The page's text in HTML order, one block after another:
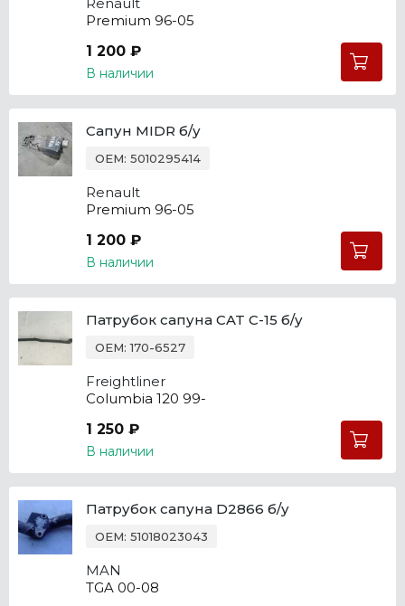
Premium 96-05
1 200 ₽
В наличии
Сапун MIDR б/у
OEM: 5010295414
Renault
Premium 96-05
1 200 ₽
В наличии
Патрубок сапуна CAT C-15 б/у
OEM: 170-6527
Freightliner
Columbia 120 99-
1 250 ₽
В наличии
Патрубок сапуна D2866 б/у
OEM: 51018023043
MAN
TGA 00-08